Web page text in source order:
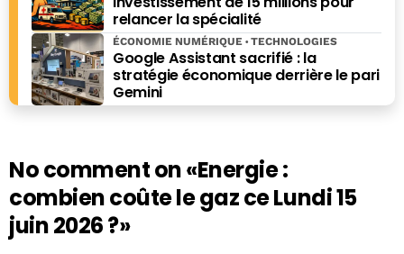
rayures ont-elles des zèbres", "Pourquoi les bois ont-ils
des cerfs", "Histoires bêtes" (Editions du Moment) ou
encore du " Guide des bécébranchés" (L'Archipel).
relancer la spécialité
Google Assistant sacrifié : la
stratégie économique derrière le pari
Gemini
ÉCONOMIE NUMÉRIQUE TECHNOLOGIES
No comment on«Energie :
combien coûte le gaz ce Lundi 15
juin 2026 ?»